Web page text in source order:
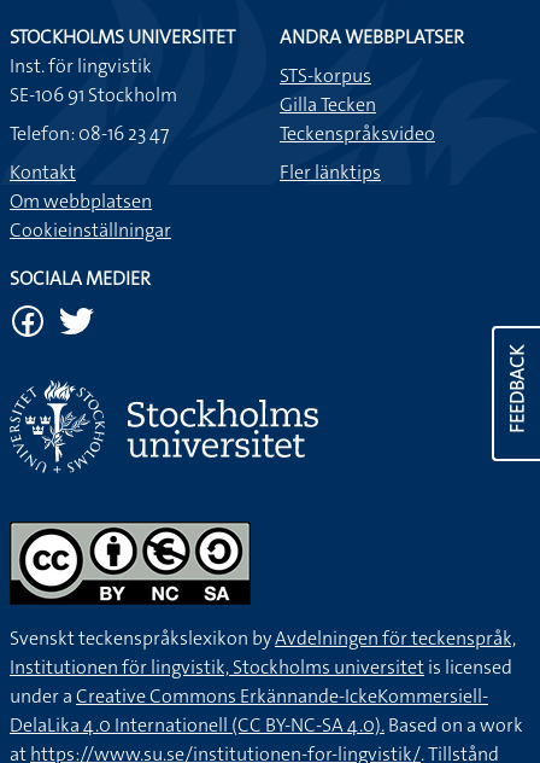
FEEDBACK
STOCKHOLMS UNIVERSITET
Inst. för lingvistik
SE-106 91 Stockholm
Telefon: 08-16 23 47
Kontakt
Om webbplatsen
Cookieinställningar
ANDRA WEBBPLATSER
STS-korpus
Gilla Tecken
Teckenspråksvideo
Fler länktips
SOCIALA MEDIER
Svenskt teckenspråkslexikon byAvdelningen för teckenspråk,
Institutionen för lingvistik, Stockholms universitetis licensed
under aCreative Commons Erkännande-IckeKommersiell-
DelaLika 4.0 Internationell (CC BY-NC-SA 4.0).Based on a work
athttps://www.su.se/institutionen-for-lingvistik/. Tillstånd